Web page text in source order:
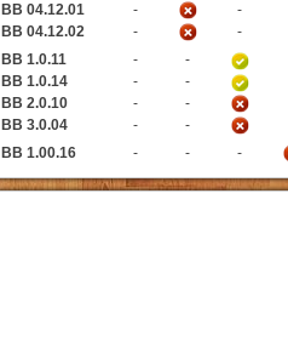
BB 04.12.01
- -
BB 04.12.02
- -
BB 1.0.11
- -
BB 1.0.14
- -
BB 2.0.10
- -
BB 3.0.04
- -
BB 1.00.16
- - -